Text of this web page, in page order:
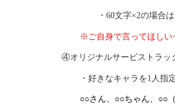
・60文字×2の場合
※ご自身で言ってほしい
④オリジナルサービストラッ
・好きなキャラを1人指
○○さん、○○ちゃん、○○